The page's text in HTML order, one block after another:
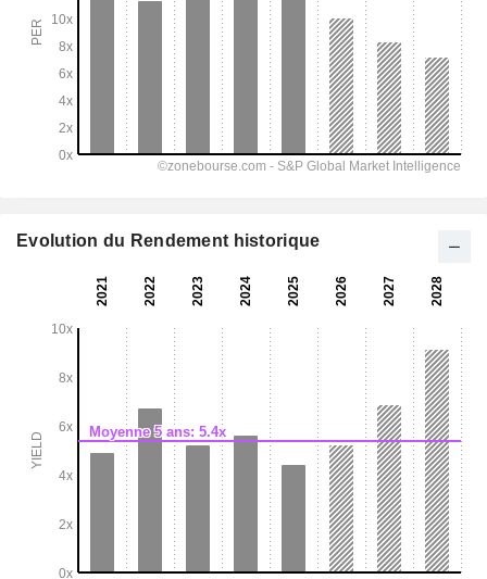
Evolution du Rendement historique